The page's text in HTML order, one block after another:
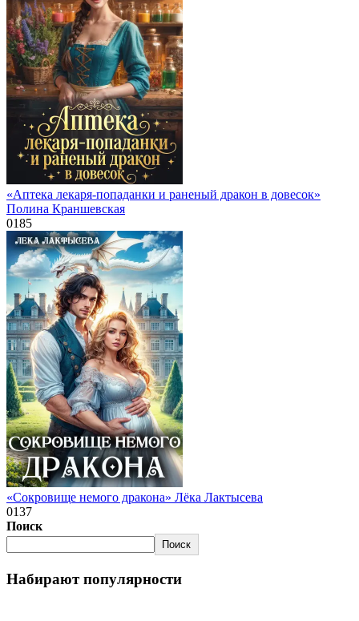
«Аптека лекаря-попаданки и раненый дракон в довесок»
Полина Краншевская
0185
«Сокровище немого дракона» Лёка Лактысева
0137
Поиск
Поиск
Набирают популярности